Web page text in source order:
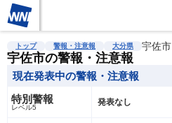
雨雲レーダー 台風情報 地震情報
トップ 警報・注意報 大分県 宇佐市
宇佐市の警報・注意報
現在発表中の警報・注意報
特別警報
レベル5 発表なし